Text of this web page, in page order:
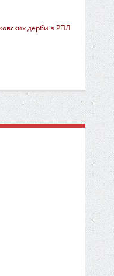
дерби в РПЛ